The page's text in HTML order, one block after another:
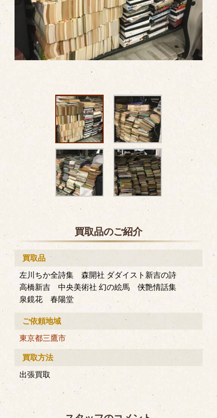
買取品のご紹介
買取品
左川ちか全詩集 森開社 ダダイスト新吉の詩
高橋新吉 中央美術社 幻の絵馬 侠艶情話集
泉鏡花 春陽堂
ご依頼地域
東京都三鷹市
買取方法
出張買取